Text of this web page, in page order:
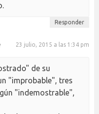
Responder
23 julio, 2015 a las 1:34 pm
de su
"improbable", tres
"indemostrable",